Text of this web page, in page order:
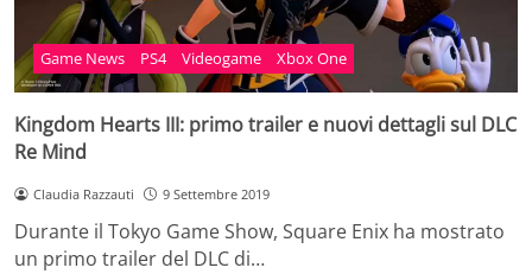
Game News PS4 Videogame Xbox One
Kingdom Hearts III: primo trailer e nuovi dettagli sul DLC
Re Mind
Claudia Razzauti 9 Settembre 2019
Durante il Tokyo Game Show, Square Enix ha mostrato
un primo trailer del DLC di…